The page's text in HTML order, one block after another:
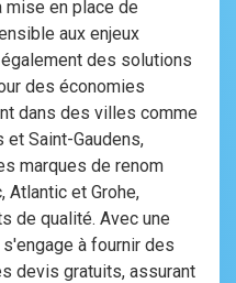
mise en place de
aux enjeux
des solutions
des économies
dans des villes comme
Saint-Gaudens,
marques de renom
et Grohe,
de qualité. Avec une
à fournir des
devis gratuits, assurant